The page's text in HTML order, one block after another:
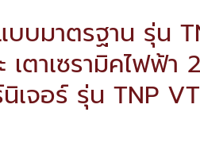
บมาตรฐาน รุ่น
ตาเซรามิคไฟฟ้า 2
เจอร์ รุ่น TNP VT